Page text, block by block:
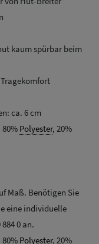
kaum spürbar beim
ca. 6 cm
Polyester, 20%
Maß. Benötigen Sie
eine individuelle
0 an.
Polyester, 20%